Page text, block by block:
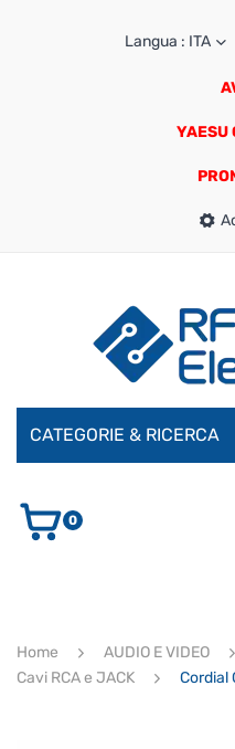
Langua : ITA
YAESU
CATEGORIE & RICERCA
AUDIO E VIDEO
ULTIMI ARRIVI
0
Home AUDIO E VIDEO
Cavi RCA e JACK
Cordial